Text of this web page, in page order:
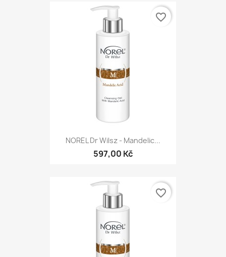
NOREL Dr Wilsz - Mandelic...
597,00 Kč
favorite_border
favorite_border